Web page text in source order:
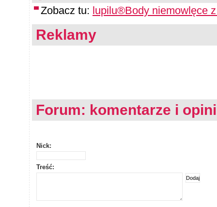
Zobacz tu: lupilu®Body niemowlęce z
Reklamy
Forum: komentarze i
Nick:
Treść: